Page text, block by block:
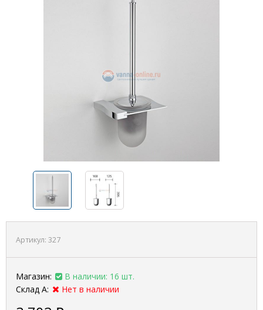
Артикул: 327
Магазин:
В наличии: 16 шт.
Склад А:
Нет в наличии